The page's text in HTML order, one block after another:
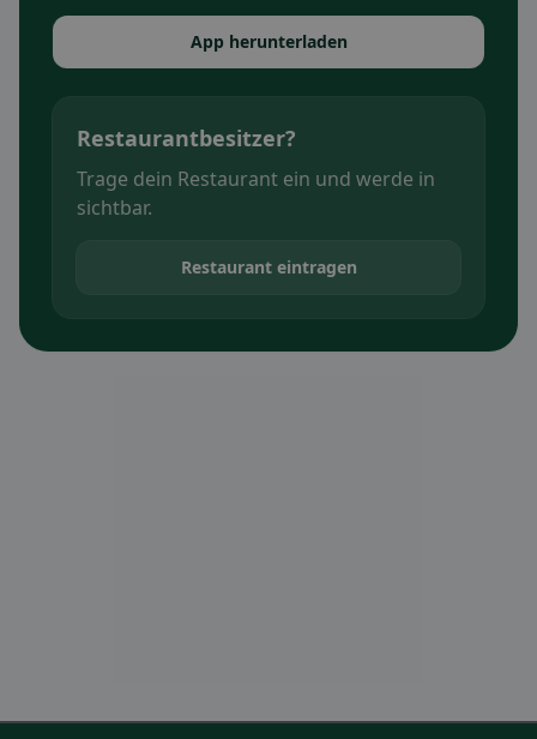
App herunterladen
Restaurantbesitzer?
Trage dein Restaurant ein und werde in
sichtbar.
Restaurant eintragen